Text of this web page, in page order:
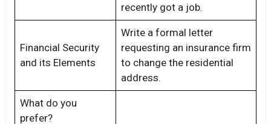
recently got a job.
Financial Security
and its Elements
Write a formal letter
requesting an insurance firm
to change the residential
address.
What do you
prefer?